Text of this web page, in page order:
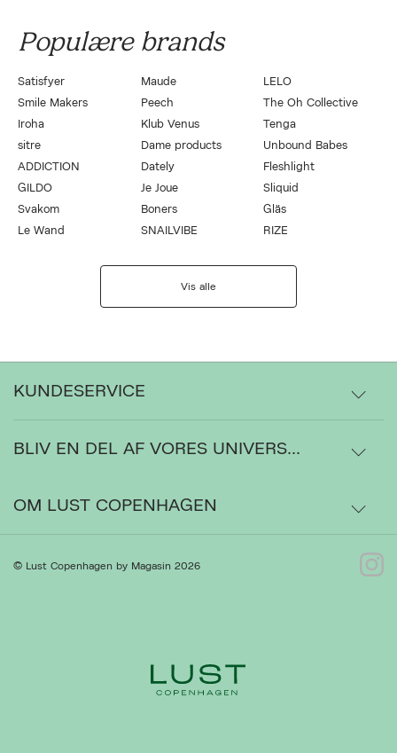
Populære brands
Satisfyer Maude
LELO
Smile Makers
Peech
The Oh Collective
Iroha
Klub Venus
Tenga
sitre
Dame products
Unbound Babes
ADDICTION
Dately
Fleshlight
GILDO
Je Joue
Sliquid
Svakom
Boners
Gläs
Le Wand
SNAILVIBE RIZE
Vis alle
KUNDESERVICE
Levering
Ordrestatus
Gå til Kundeservice
BLIV EN DEL AF VORES UNIVERS...
OM LUST COPENHAGEN
Om os
© Lust Copenhagen by Magasin 2026